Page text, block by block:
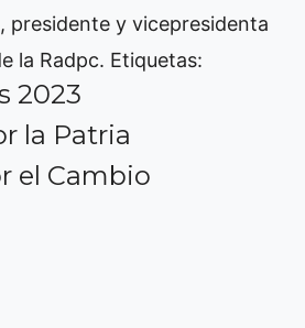
presidente y vicepresidenta
la Radpc. Etiquetas:
2023
la Patria
el Cambio